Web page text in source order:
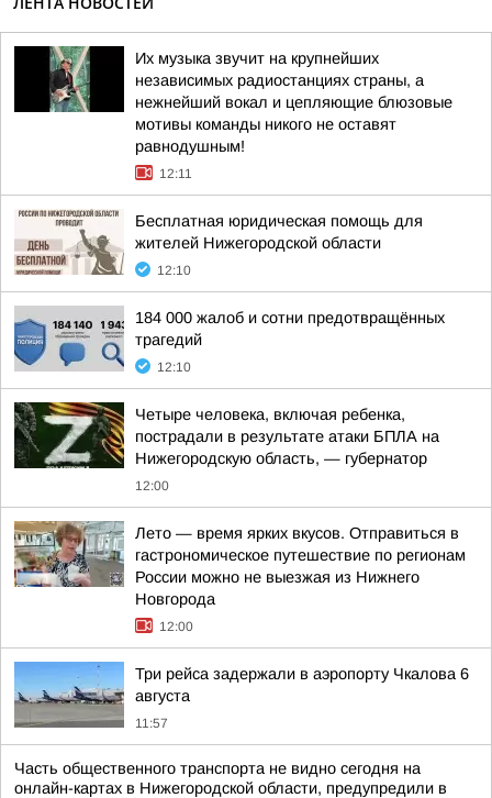
Их музыка звучит на крупнейших
независимых радиостанциях страны, а
нежнейший вокал и цепляющие блюзовые
мотивы команды никого не оставят
равнодушным!
12:11
Бесплатная юридическая помощь для
жителей Нижегородской области
12:10
184 000 жалоб и сотни предотвращённых
трагедий
12:10
Четыре человека, включая ребенка,
пострадали в результате атаки БПЛА на
Нижегородскую область, — губернатор
12:00
Лето — время ярких вкусов. Отправиться в
гастрономическое путешествие по регионам
России можно не выезжая из Нижнего
Новгорода
12:00
Три рейса задержали в аэропорту Чкалова 6
августа
11:57
Часть общественного транспорта не видно сегодня на
онлайн-картах в Нижегородской области, предупредили в